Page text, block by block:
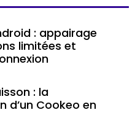
préserver la
: appairage
limitées et
: la
d’un Cookeo en